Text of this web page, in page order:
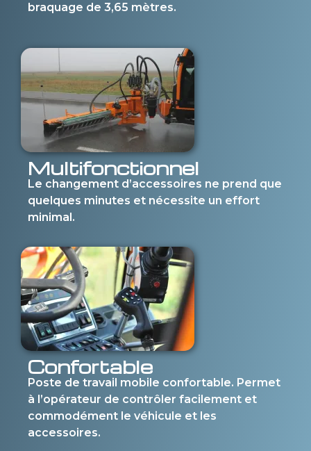
braquage de 3,65 mètres.
Multifonctionnel
Le changement d’accessoires ne prend que
quelques minutes et nécessite un effort
minimal.
Confortable
Poste de travail mobile confortable. Permet
à l’opérateur de contrôler facilement et
commodément le véhicule et les
accessoires.